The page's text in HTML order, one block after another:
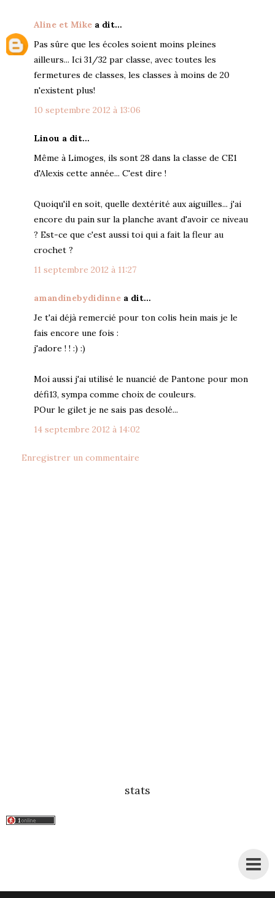
Aline et Mike a dit…
Pas sûre que les écoles soient moins pleines
ailleurs... Ici 31/32 par classe, avec toutes les
fermetures de classes, les classes à moins de 20
n'existent plus!
10 septembre 2012 à 13:06
Linou a dit…
Même à Limoges, ils sont 28 dans la classe de CE1
d'Alexis cette année... C'est dire !
Quoiqu'il en soit, quelle dextérité aux aiguilles... j'ai
encore du pain sur la planche avant d'avoir ce niveau
? Est-ce que c'est aussi toi qui a fait la fleur au
crochet ?
11 septembre 2012 à 11:27
amandinebydidinne a dit…
Je t'ai déjà remercié pour ton colis hein mais je le
fais encore une fois :
j'adore ! ! :) :)
Moi aussi j'ai utilisé le nuancié de Pantone pour mon
défi13, sympa comme choix de couleurs.
POur le gilet je ne sais pas desolé...
14 septembre 2012 à 14:02
Enregistrer un commentaire
stats